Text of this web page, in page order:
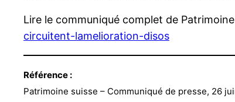
Lire le communiqué complet de
circuitent-lamelioration-disos
Référence :
Patrimoine suisse – Communiqué de presse, 26